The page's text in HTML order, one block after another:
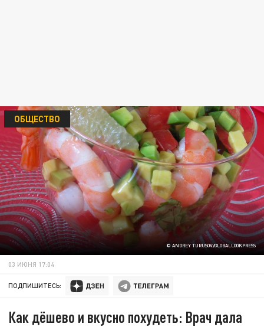
© ANDREY TURUSOV/GLOBALLOOKPRESS
ОБЩЕСТВО
03 ИЮНЯ 17:04
ПОДПИШИТЕСЬ:
Как дёшево и вкусно похудеть: Врач дала